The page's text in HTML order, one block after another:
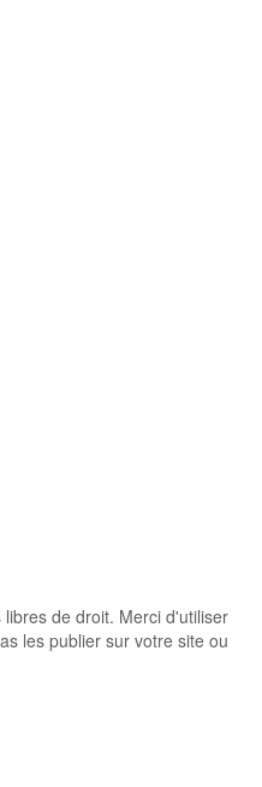
de droit. Merci d'utiliser
les publier sur votre site ou